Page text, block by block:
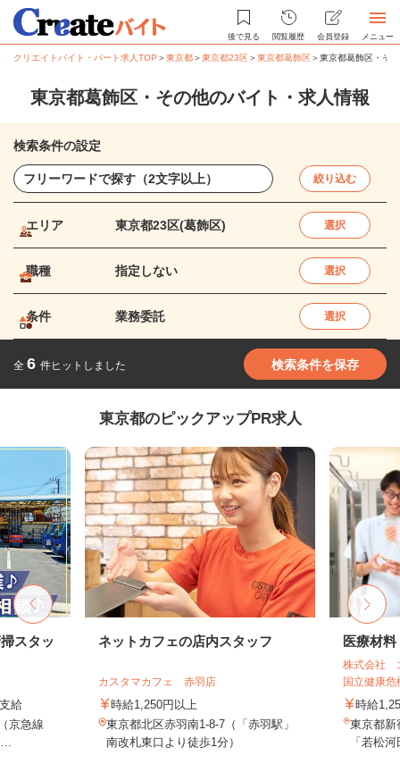
後で見る 閲覧履歴 会員登録 メニュー
クリエイトバイト・パート求人TOP ＞東京都＞東京都23区＞東京都葛飾区＞東京都葛飾区・そ
東京都葛飾区・その他のバイト・求人情報
検索条件の設定
絞り込む
エリア 東京都23区(葛飾区) 選択
職種 指定しない 選択
条件 業務委託 選択
全 6 件ヒットしました 検索条件を保存
東京都のピックアップPR求人
スタッ
給
京急線
ネットカフェの店内スタッフ
カスタマカフェ 赤羽店
時給1,250円以上
東京都北区赤羽南1-8-7（「赤羽駅」
南改札東口より徒歩1分）
医療材
株式会社
国立健康危
時給
東京都新
「若松